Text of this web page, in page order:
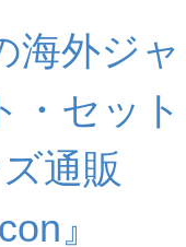
海外ジャ
・セット
通販
』